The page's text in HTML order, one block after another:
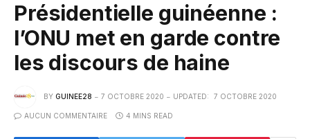
Présidentielle guinéenne :
l’ONU met en garde contre
les discours de haine
BY GUINEE28 7 OCTOBRE 2020 UPDATED: 7 OCTOBRE 2020
AUCUN COMMENTAIRE 4 MINS READ